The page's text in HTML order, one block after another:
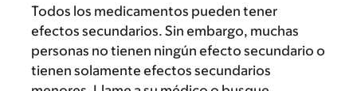
Todos los medicamentos pueden tener
efectos secundarios. Sin embargo, muchas
personas no tienen ningún efecto secundario o
tienen solamente efectos secundarios